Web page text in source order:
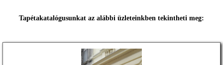
Tapétakatalógusunkat az alábbi üzleteinkben tekintheti meg: